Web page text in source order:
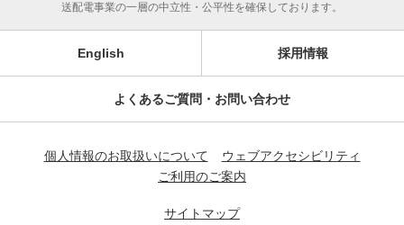
送配電事業の一層の中立性・公平性を確保しております。
English 採用情報
よくあるご質問・お問い合わせ
個人情報のお取扱いについて
ウェブアクセシビリティ
ご利用のご案内
サイトマップ